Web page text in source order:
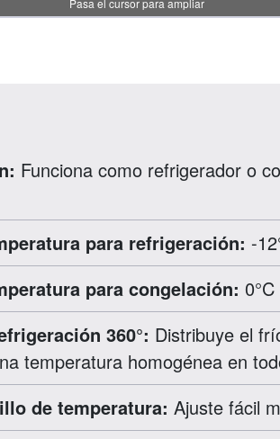
Funciona como refrigerador o
para refrigeración: -
para congelación:
360°: Distribuye el
temperatura homogénea en
de temperatura: Ajuste fácil